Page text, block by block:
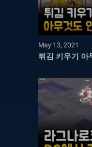
May 13, 2021
튀김 키우기 아